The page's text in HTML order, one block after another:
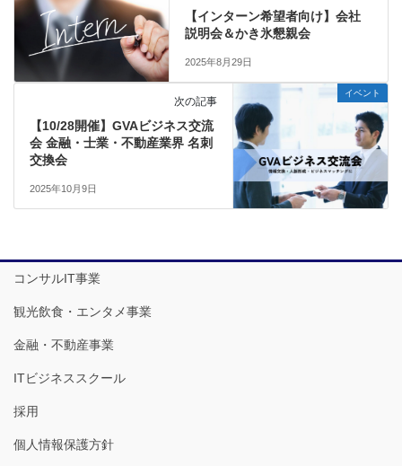
【インターン希望者向け】会社
説明会＆かき氷懇親会
2025年8月29日
イベント
次の記事
【10/28開催】GVAビジネス交流
会 金融・士業・不動産業界 名刺
交換会
2025年10月9日
コンサルIT事業
観光飲食・エンタメ事業
金融・不動産事業
ITビジネススクール
採用
個人情報保護方針